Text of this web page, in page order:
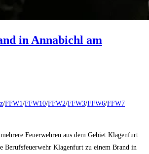
in Annabichl am
/FFW1/FFW10/FFW2/FFW3/FFW6/FFW7
Feuerwehren aus dem Gebiet Klagenfurt
Berufsfeuerwehr Klagenfurt zu einem Brand in